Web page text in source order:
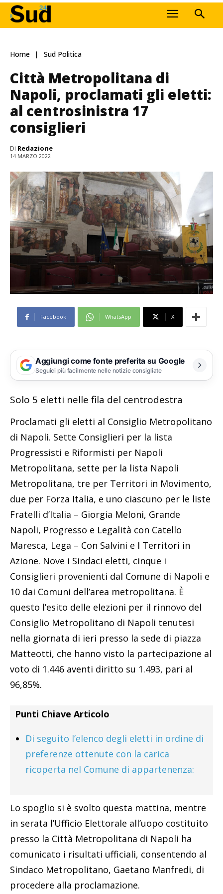
Home Sud Politica
Città Metropolitana di
Napoli, proclamati gli eletti:
al centrosinistra 17
consiglieri
Di Redazione
14 MARZO 2022
Facebook WhatsApp X
Aggiungi come fonte preferita su Google
Seguici più facilmente nelle notizie consigliate
Solo 5 eletti nelle fila del centrodestra
Proclamati gli eletti al Consiglio Metropolitano
di Napoli. Sette Consiglieri per la lista
Progressisti e Riformisti per Napoli
Metropolitana, sette per la lista Napoli
Metropolitana, tre per Territori in Movimento,
due per Forza Italia, e uno ciascuno per le liste
Fratelli d’Italia – Giorgia Meloni, Grande
Napoli, Progresso e Legalità con Catello
Maresca, Lega – Con Salvini e I Territori in
Azione. Nove i Sindaci eletti, cinque i
Consiglieri provenienti dal Comune di Napoli e
10 dai Comuni dell’area metropolitana. È
questo l’esito delle elezioni per il rinnovo del
Consiglio Metropolitano di Napoli tenutesi
nella giornata di ieri presso la sede di piazza
Matteotti, che hanno visto la partecipazione al
voto di 1.446 aventi diritto su 1.493, pari al
96,85%.
Punti Chiave Articolo
Di seguito l’elenco degli eletti in ordine di
preferenze ottenute con la carica
ricoperta nel Comune di appartenenza:
Lo spoglio si è svolto questa mattina, mentre
in serata l’Ufficio Elettorale all’uopo costituito
presso la Città Metropolitana di Napoli ha
comunicato i risultati ufficiali, consentendo al
Sindaco Metropolitano, Gaetano Manfredi, di
procedere alla proclamazione.